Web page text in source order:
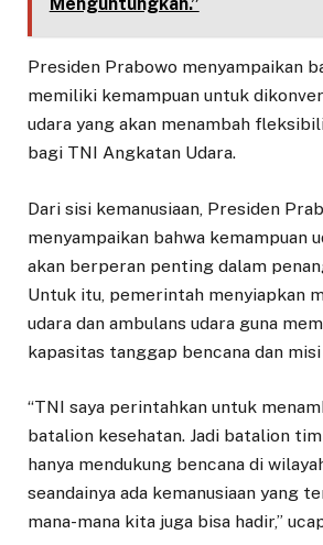
Presiden Prabowo menyampaikan
memiliki kemampuan untuk
udara yang akan menambah
bagi TNI Angkatan Udara.
Dari sisi kemanusiaan, Presiden
menyampaikan bahwa kemampuan
akan berperan penting dalam
Untuk itu, pemerintah menyiapkan
udara dan ambulans udara guna
kapasitas tanggap bencana dan misi
“TNI saya perintahkan untuk
batalion kesehatan. Jadi batalion
hanya mendukung bencana di
seandainya ada kemanusiaan yang
mana-mana kita juga bisa hadir,”